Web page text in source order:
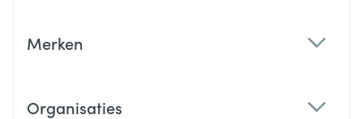
Merken
Organisaties